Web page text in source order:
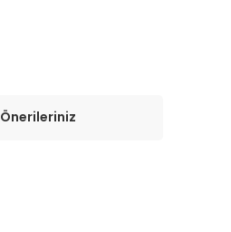
Önerileriniz